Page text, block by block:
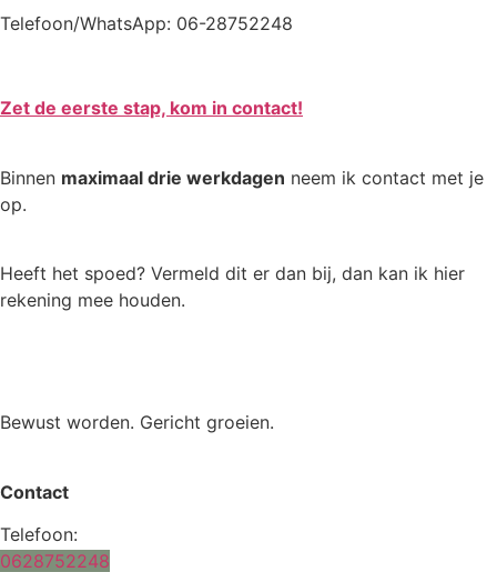
Telefoon/WhatsApp: 06-28752248
Zet de eerste stap, kom in contact!
Binnen maximaal drie werkdagen neem ik contact met je
op.
Heeft het spoed? Vermeld dit er dan bij, dan kan ik hier
rekening mee houden.
Bewust worden. Gericht groeien.
Contact
Telefoon:
0628752248